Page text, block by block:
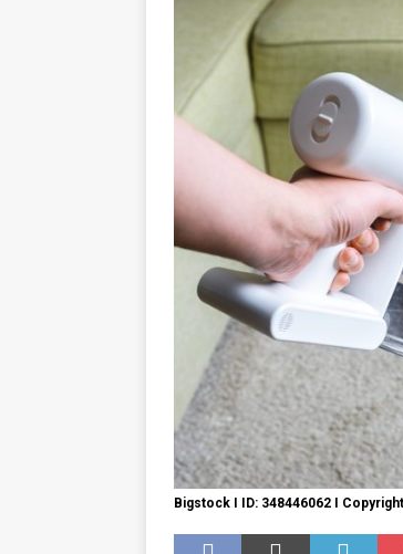
Bigstock I ID: 348446062 I